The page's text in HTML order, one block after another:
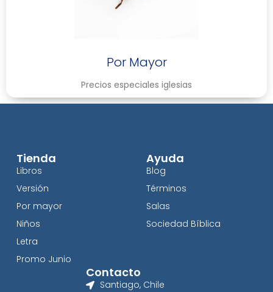
Por Mayor
Precios especiales iglesias
Tienda
Libros
Versión
Por mayor
Niños
Letra
Promo Junio
Ayuda
Blog
Términos
Salas
Sociedad Bíblica
Contacto
Santiago, Chile